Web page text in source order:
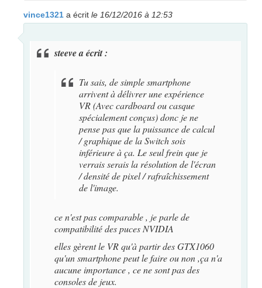
vince1321 a écrit le 16/12/2016 à 12:53
steeve a écrit :
Tu sais, de simple smartphone
arrivent à délivrer une expérience
VR (Avec cardboard ou casque
spécialement conçus) donc je ne
pense pas que la puissance de calcul
/ graphique de la Switch sois
inférieure à ça. Le seul frein que je
verrais serais la résolution de l'écran
/ densité de pixel / rafraîchissement
de l'image.
ce n'est pas comparable , je parle de
compatibilité des puces NVIDIA
elles gèrent le VR qu'à partir des GTX1060
qu'un smartphone peut le faire ou non ,ça n'a
aucune importance , ce ne sont pas des
consoles de jeux.